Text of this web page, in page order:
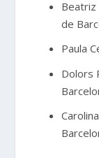
Beatriz
de
Paula
Dolors